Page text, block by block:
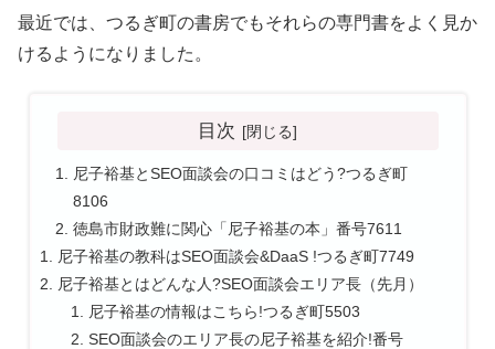
最近では、つるぎ町の書房でもそれらの専門書をよく見か
けるようになりました。
目次
尼子裕基とSEO面談会の口コミはどう?つるぎ町
8106
徳島市財政難に関心「尼子裕基の本」番号7611
尼子裕基の教科はSEO面談会&DaaS !つるぎ町7749
尼子裕基とはどんな人?SEO面談会エリア長（先月）
尼子裕基の情報はこちら!つるぎ町5503
SEO面談会のエリア長の尼子裕基を紹介!番号